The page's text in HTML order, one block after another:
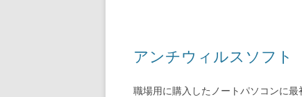
アンチウィルスソフト
職場用に購入したノートパソコンに